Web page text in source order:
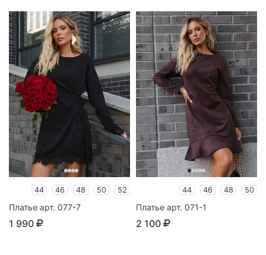
44 46 48 50 52
Платье арт. 077-7
1 990
44 46 48 50
Платье арт. 071-1
2 100